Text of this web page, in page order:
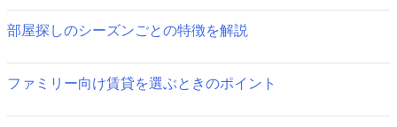
ン
部屋探しのシーズンごとの特徴を解説
ファミリー向け賃貸を選ぶときのポイント